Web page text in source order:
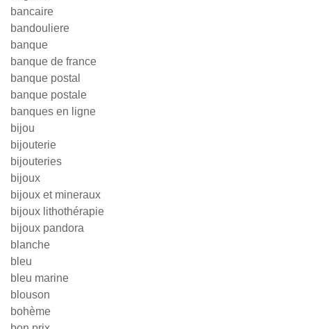
bancaire
bandouliere
banque
banque de france
banque postal
banque postale
banques en ligne
bijou
bijouterie
bijouteries
bijoux
bijoux et mineraux
bijoux lithothérapie
bijoux pandora
blanche
bleu
bleu marine
blouson
bohème